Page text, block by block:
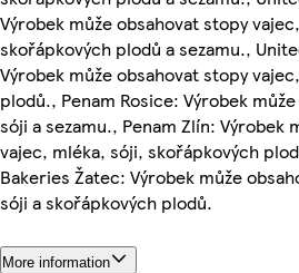
Výrobek může obsahovat stopy
skořápkových plodů a sezamu.,
Výrobek může obsahovat stopy
plodů., Penam Rosice: Výrobek
sóji a sezamu., Penam Zlín: Výrobek
vajec, mléka, sóji, skořápkových
Bakeries Žatec: Výrobek může
sóji a skořápkových plodů.
More information